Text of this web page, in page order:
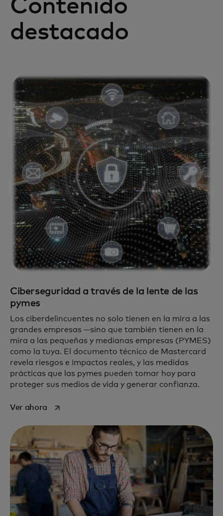
Contenido
destacado
Ciberseguridad a través de la lente de las
pymes
Los ciberdelincuentes no solo tienen en la mira a las
grandes empresas —sino que también tienen en la
mira a las pequeñas y medianas empresas (PYMES)
como la tuya. El documento técnico de Mastercard
revela riesgos e impactos reales, y las medidas
prácticas que las pymes pueden tomar hoy para
proteger sus medios de vida y generar confianza.
Ver ahora se abre en una pestaña nueva